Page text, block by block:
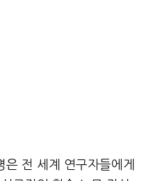
전 세계 연구자들에게